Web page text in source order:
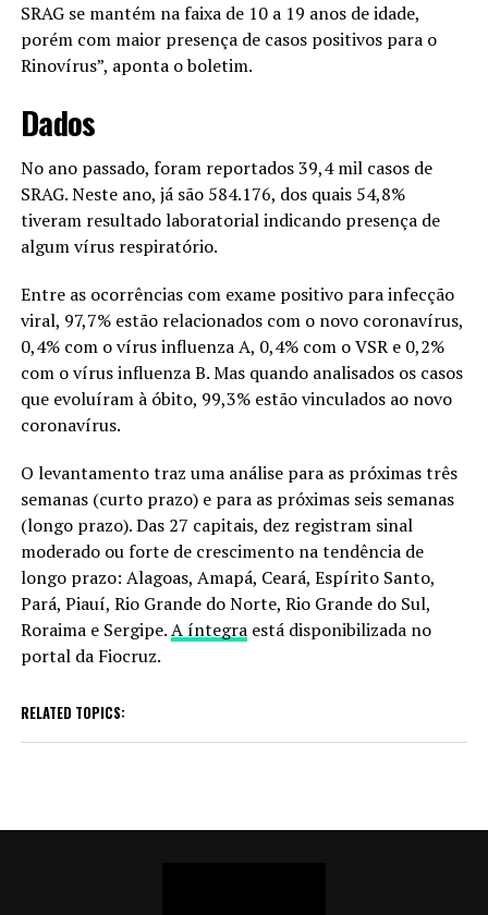
SRAG se mantém na faixa de 10 a 19 anos de idade,
porém com maior presença de casos positivos para o
Rinovírus”, aponta o boletim.
Dados
No ano passado, foram reportados 39,4 mil casos de
SRAG. Neste ano, já são 584.176, dos quais 54,8%
tiveram resultado laboratorial indicando presença de
algum vírus respiratório.
Entre as ocorrências com exame positivo para infecção
viral, 97,7% estão relacionados com o novo coronavírus,
0,4% com o vírus influenza A, 0,4% com o VSR e 0,2%
com o vírus influenza B. Mas quando analisados os casos
que evoluíram à óbito, 99,3% estão vinculados ao novo
coronavírus.
O levantamento traz uma análise para as próximas três
semanas (curto prazo) e para as próximas seis semanas
(longo prazo). Das 27 capitais, dez registram sinal
moderado ou forte de crescimento na tendência de
longo prazo: Alagoas, Amapá, Ceará, Espírito Santo,
Pará, Piauí, Rio Grande do Norte, Rio Grande do Sul,
Roraima e Sergipe.A íntegraestá disponibilizada no
portal da Fiocruz.
RELATED TOPICS: